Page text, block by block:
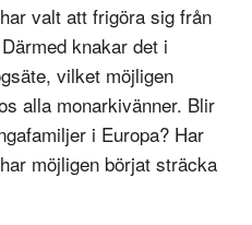
valt att frigöra sig från
knakar det i
vilket möjligen
alla monarkivänner. Blir
i Europa? Har
möjligen börjat sträcka